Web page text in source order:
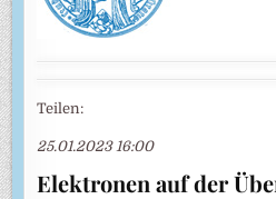
Teilen:
25.01.2023 16:00
Elektronen auf der